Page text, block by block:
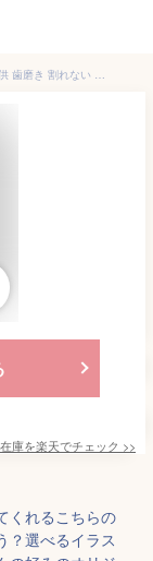
【プリント無料】 マグカップ コップ イラスト 絵 子供 歯磨き 割れない プラスチック 耐熱 軽量 軽い 名入れ 名前入り 洗いやすい 可愛い かわいい ホワイト 白 ギフト プレゼント ラッピング 贈答品 出産祝い お祝い 内祝い 送料無料
庫を楽天でチェック >>
くれるこちらの
？選べるイラス